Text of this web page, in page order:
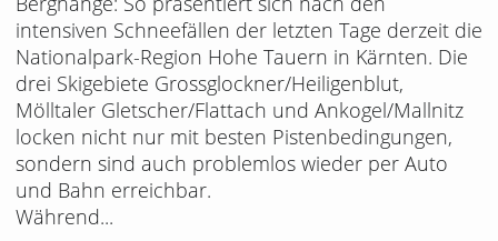
intensiven Schneefällen der letzten Tage derzeit die
Nationalpark-Region Hohe Tauern in Kärnten. Die
drei Skigebiete Grossglockner/Heiligenblut,
Mölltaler Gletscher/Flattach und Ankogel/Mallnitz
locken nicht nur mit besten Pistenbedingungen,
sondern sind auch problemlos wieder per Auto
und Bahn erreichbar.
Während...